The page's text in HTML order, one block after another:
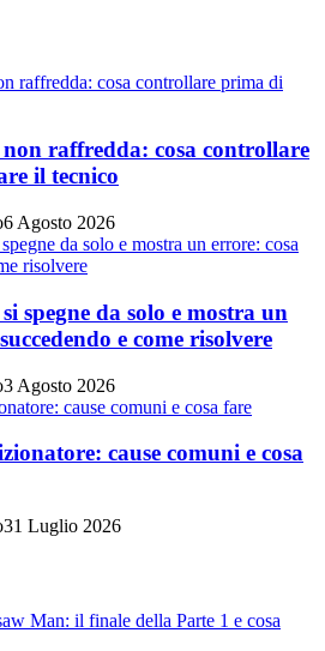
raffredda: cosa controllare
il tecnico
6 Agosto 2026
spegne da solo e mostra un
e come risolvere
3 Agosto 2026
cause comuni e cosa
31 Luglio 2026
Man: il finale della Parte 1 e cosa